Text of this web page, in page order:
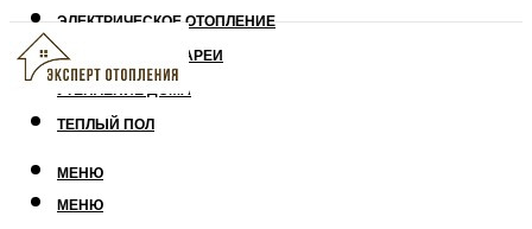
ЭЛЕКТРИЧЕСКОЕ ОТОПЛЕНИЕ
СОЛНЕЧНЫЕ БАТАРЕИ
УТЕПЛЕНИЕ ДОМА
ТЕПЛЫЙ ПОЛ
МЕНЮ
МЕНЮ